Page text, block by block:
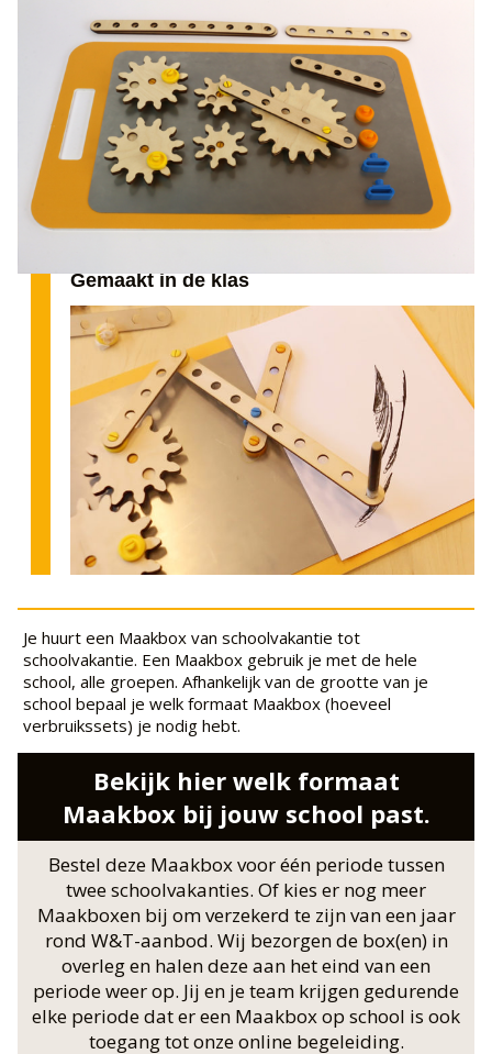
Gemaakt in de klas
Je huurt een Maakbox van schoolvakantie tot
schoolvakantie. Een Maakbox gebruik je met de hele
school, alle groepen. Afhankelijk van de grootte van je
school bepaal je welk formaat Maakbox (hoeveel
verbruikssets) je nodig hebt.
Bekijk hier welk formaat
Maakbox bij jouw school past.
Bestel deze Maakbox voor één periode tussen
twee schoolvakanties. Of kies er nog meer
Maakboxen bij om verzekerd te zijn van een jaar
rond W&T-aanbod. Wij bezorgen de box(en) in
overleg en halen deze aan het eind van een
periode weer op. Jij en je team krijgen gedurende
elke periode dat er een Maakbox op school is ook
toegang tot onze online begeleiding.